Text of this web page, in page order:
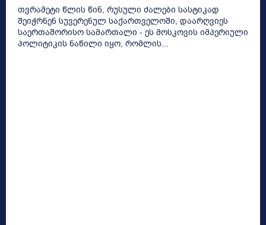
თვრამეტი წლის წინ, რუსული ძალები სასტიკად
შეიჭრნენ სუვერენულ საქართველოში, დაარღვიეს
საერთაშორისო სამართალი - ეს მოსკოვის იმპერიული
პოლიტიკის ნაწილი იყო, რომლის...